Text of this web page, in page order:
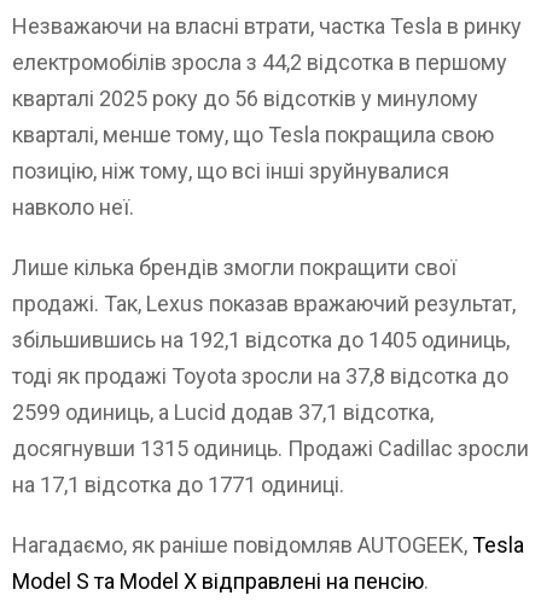
Незважаючи на власні втрати, частка Tesla в ринку
електромобілів зросла з 44,2 відсотка в першому
кварталі 2025 року до 56 відсотків у минулому
кварталі, менше тому, що Tesla покращила свою
позицію, ніж тому, що всі інші зруйнувалися
навколо неї.
Лише кілька брендів змогли покращити свої
продажі. Так, Lexus показав вражаючий результат,
збільшившись на 192,1 відсотка до 1405 одиниць,
тоді як продажі Toyota зросли на 37,8 відсотка до
2599 одиниць, а Lucid додав 37,1 відсотка,
досягнувши 1315 одиниць. Продажі Cadillac зросли
на 17,1 відсотка до 1771 одиниці.
Нагадаємо, як раніше повідомляв AUTOGEEK,Tesla
Model S та Model X відправлені на пенсію.